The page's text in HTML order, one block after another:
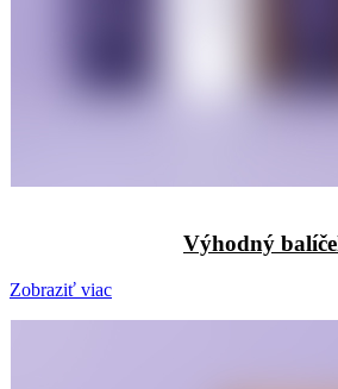
Výhodný
Zobraziť viac